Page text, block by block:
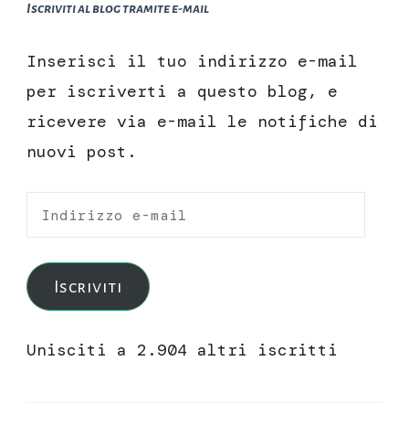
Iscriviti al blog tramite e-mail
Inserisci il tuo indirizzo e-mail
per iscriverti a questo blog, e
ricevere via e-mail le notifiche di
nuovi post.
Indirizzo
mail
Iscriviti
Unisciti a 2.904 altri iscritti